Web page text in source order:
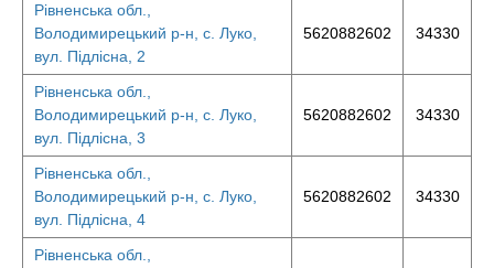
Рівненська обл.,
Володимирецький р-н, с. Луко,
вул. Підлісна, 2
5620882602 34330
Рівненська обл.,
Володимирецький р-н, с. Луко,
вул. Підлісна, 3
5620882602 34330
Рівненська обл.,
Володимирецький р-н, с. Луко,
вул. Підлісна, 4
5620882602 34330
Рівненська обл.,